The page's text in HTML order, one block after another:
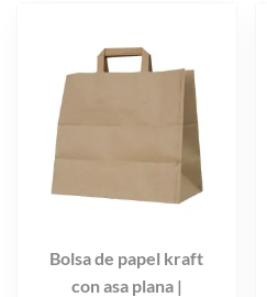
Bolsa de papel kraft
con asa plana |